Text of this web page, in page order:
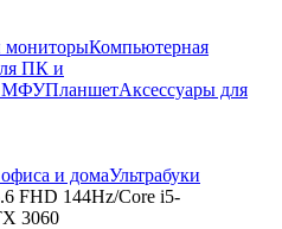
мониторыКомпьютерная
ПК и
МФУПланшетАксессуары для
и домаУльтрабуки
FHD 144Hz/Core i5-
3060